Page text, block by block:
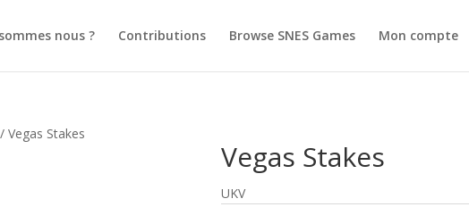
nous ? Contributions Browse SNES Games Mon compte
Vegas Stakes
Vegas Stakes
UKV